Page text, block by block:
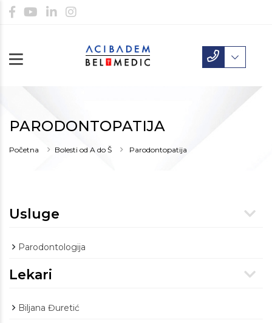
PARODONTOPATIJA
Početna Bolesti od A do Š Parodontopatija
Usluge
Parodontologija
Lekari
Biljana Đuretić